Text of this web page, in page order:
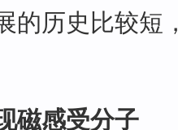
的历史比较短
磁感受分子